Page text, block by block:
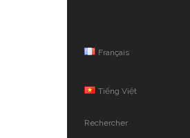
Français
Tiếng Việt
Rechercher